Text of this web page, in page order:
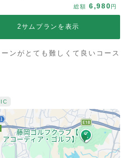
総額 6,980円
2サムプランを表示
ンがとても難しくて良いコース